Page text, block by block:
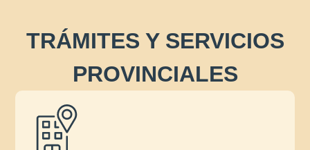
TRÁMITES Y SERVICIOS
PROVINCIALES